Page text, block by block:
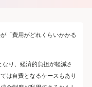
「費用がどれくらいかかる
り、経済的負担が軽減さ
は自費となるケースもあり